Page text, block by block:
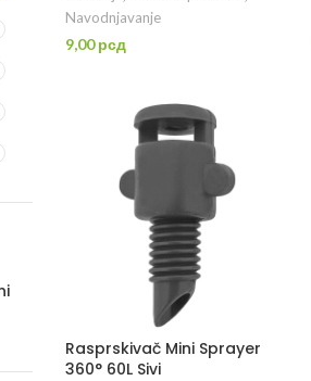
Navodnjavanje
9,00рсд
Rasprskivač Mini Sprayer
360° 60L Sivi